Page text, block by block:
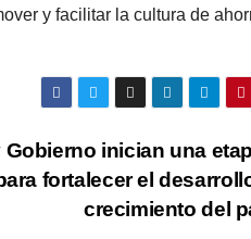
y facilitar la cultura de
inician una
fortalecer el
crecimiento del